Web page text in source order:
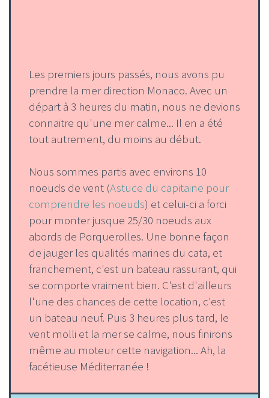
Les premiers jours passés, nous avons pu
prendre la mer direction Monaco. Avec un
départ à 3 heures du matin, nous ne devions
connaitre qu'une mer calme... Il en a été
tout autrement, du moins au début.
Nous sommes partis avec environs 10
noeuds de vent (Astuce du capitaine pour
comprendre les noeuds) et celui-ci a forci
pour monter jusque 25/30 noeuds aux
abords de Porquerolles. Une bonne façon
de jauger les qualités marines du cata, et
franchement, c'est un bateau rassurant, qui
se comporte vraiment bien. C'est d'ailleurs
l'une des chances de cette location, c'est
un bateau neuf. Puis 3 heures plus tard, le
vent molli et la mer se calme, nous finirons
même au moteur cette navigation... Ah, la
facétieuse Méditerranée !